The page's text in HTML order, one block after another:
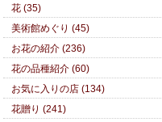
花 (35)
美術館めぐり (45)
お花の紹介 (236)
花の品種紹介 (60)
お気に入りの店 (134)
花贈り (241)